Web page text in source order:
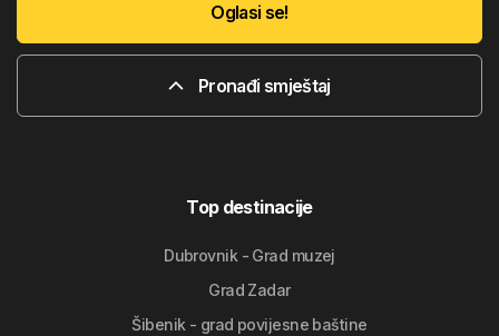
Oglasi se!
Pronađi smještaj
Top destinacije
Dubrovnik - Grad muzej
Grad Zadar
Šibenik - grad povijesne baštine